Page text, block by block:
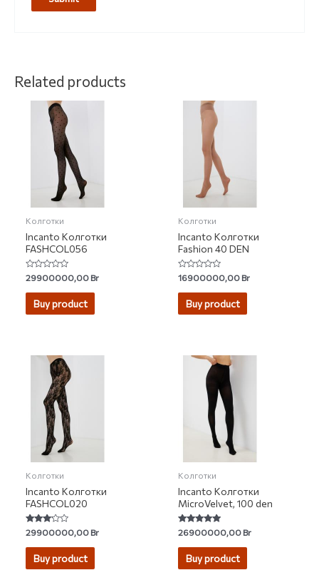
Related products
Колготки
Incanto Колготки
FASHCOL056
Rated
0
out
29900000,00Br
Buy product
Колготки
Incanto Колготки
Fashion 40 DEN
Rated
0
out
16900000,00Br
Buy product
Колготки
Incanto Колготки
FASHCOL020
Rated
3.00
out of 5
29900000,00Br
Buy product
Колготки
Incanto Колготки
MicroVelvet, 100 den
Rated
4.67
out of 5
26900000,00Br
Buy product